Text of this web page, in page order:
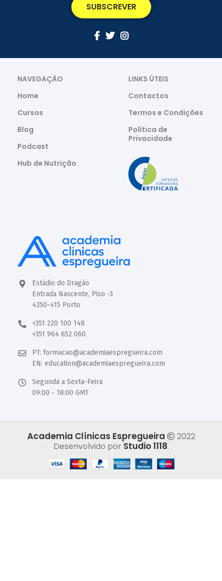
Estádio do Dragão
Entrada Nascente, Piso -3
4350-415 Porto
+351 220 100 148
+351 964 652 060
PT:formacao@academiaespregueira.com
EN:education@academiaespregueira.com
Segunda a Sexta-Feira
09:00 - 18:00 GMT
NAVEGAÇÃO
Home
Cursos
Blog
Podcast
Hub de Nutrição
LINKS ÚTEIS
Contactos
Termos e Condições
Política de
Privacidade
SUBSCREVER
Academia Clínicas Espregueira
2022
Desenvolvido por Studio 1118.